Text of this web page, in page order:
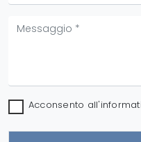
Acconsento